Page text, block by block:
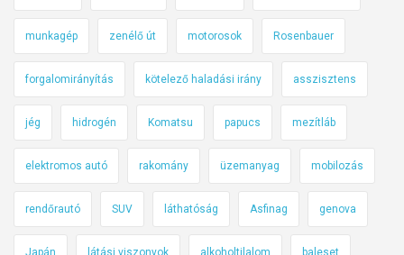
munkagép zenélő út motorosok Rosenbauer
forgalomirányítás kötelező haladási irány asszisztens
jég hidrogén Komatsu papucs mezítláb
elektromos autó rakomány üzemanyag mobilozás
rendőrautó SUV láthatóság Asfinag genova
Japán látási viszonyok alkoholtilalom baleset